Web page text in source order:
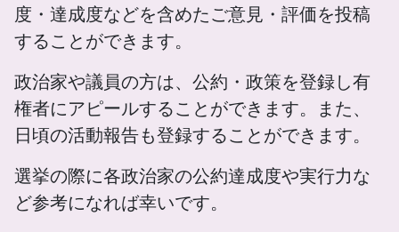
度・達成度などを含めたご意見・評価を投稿
することができます。
政治家や議員の方は、公約・政策を登録し有
権者にアピールすることができます。また、
日頃の活動報告も登録することができます。
選挙の際に各政治家の公約達成度や実行力な
ど参考になれば幸いです。